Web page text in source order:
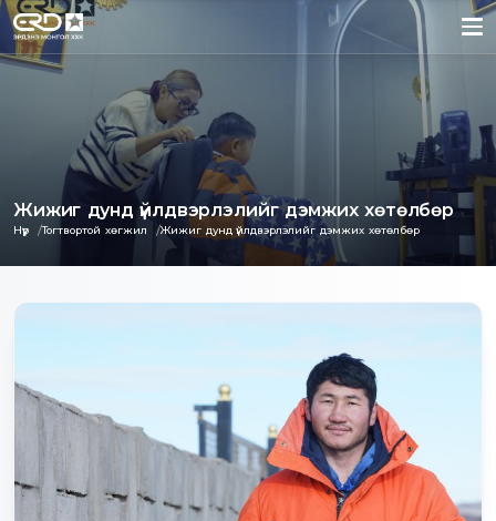
Жижиг дунд үйлдвэрлэлийг дэмжих хөтөлбөр
Нүүр Тогтвортой хөгжил Жижиг дунд үйлдвэрлэлийг дэмжих хөтөлбөр